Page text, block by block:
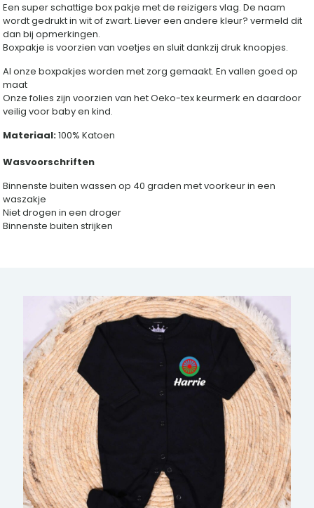
Een super schattige box pakje met de reizigers vlag. De naam
wordt gedrukt in wit of zwart. Liever een andere kleur? vermeld dit
dan bij opmerkingen.
Boxpakje is voorzien van voetjes en sluit dankzij druk knoopjes.
Al onze boxpakjes worden met zorg gemaakt. En vallen goed op
maat
Onze folies zijn voorzien van het Oeko-tex keurmerk en daardoor
veilig voor baby en kind.
Materiaal:100% Katoen
Wasvoorschriften
Binnenste buiten wassen op 40 graden met voorkeur in een
waszakje
Niet drogen in een droger
Binnenste buiten strijken